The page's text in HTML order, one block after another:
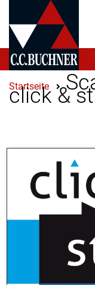
Startseite
click &